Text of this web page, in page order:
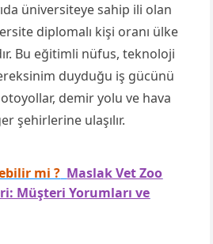
üniversiteye sahip ili olan
diplomalı kişi oranı ülke
Bu eğitimli nüfus, teknoloji
duyduğu iş gücünü
demir yolu ve hava
şehirlerine ulaşılır.
mi ? Maslak Vet Zoo
Müşteri Yorumları ve